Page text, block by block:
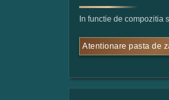
In functie de compozitia
Atentionare pasta de